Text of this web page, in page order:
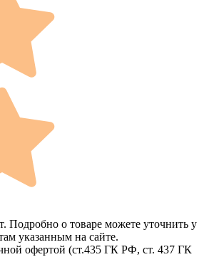
Подробно о товаре можете уточнить у
указанным на сайте.
офертой (ст.435 ГК РФ, cт. 437 ГК